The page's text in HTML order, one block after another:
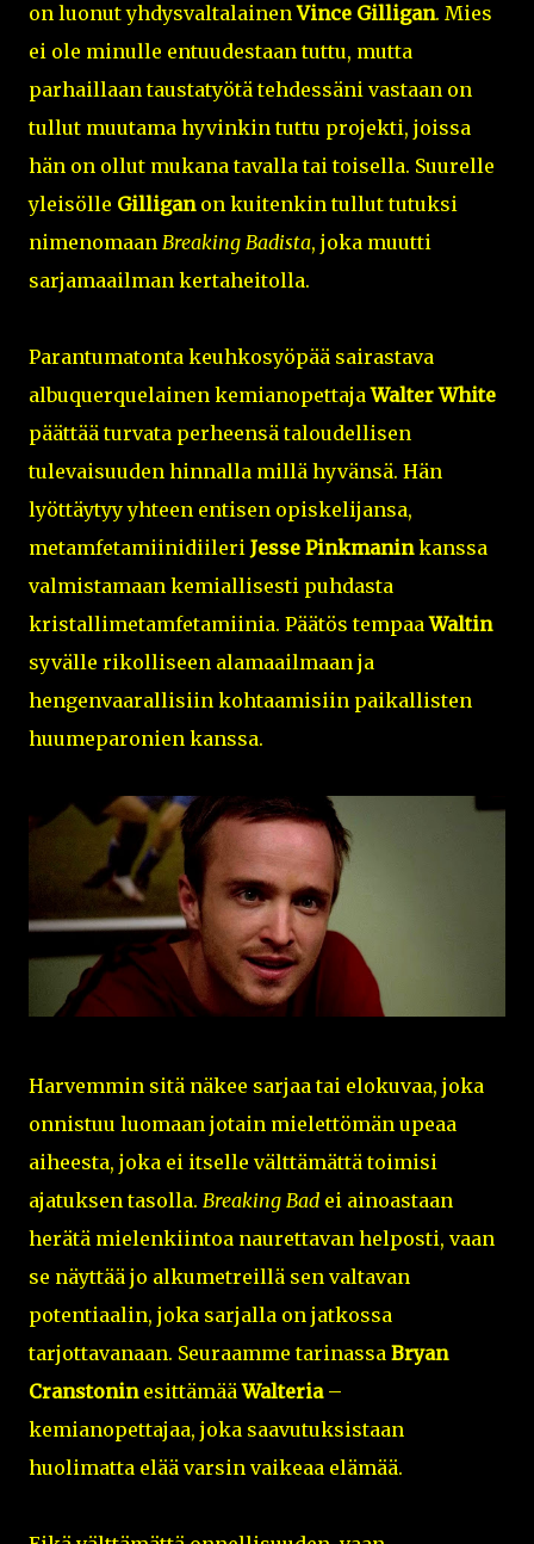
on luonut yhdysvaltalainenVince Gilligan. Mies
ei ole minulle entuudestaan tuttu, mutta
parhaillaan taustatyötä tehdessäni vastaan on
tullut muutama hyvinkin tuttu projekti, joissa
hän on ollut mukana tavalla tai toisella. Suurelle
yleisölle Gilligan on kuitenkin tullut tutuksi
nimenomaan Breaking Badista, joka muutti
sarjamaailman kertaheitolla.
Parantumatonta keuhkosyöpää sairastava
albuquerquelainen kemianopettajaWalter White
päättää turvata perheensä taloudellisen
tulevaisuuden hinnalla millä hyvänsä. Hän
lyöttäytyy yhteen entisen opiskelijansa,
metamfetamiinidiileri Jesse Pinkmaninkanssa
valmistamaan kemiallisesti puhdasta
kristallimetamfetamiinia. Päätös tempaaWaltin
syvälle rikolliseen alamaailmaan ja
hengenvaarallisiin kohtaamisiin paikallisten
huumeparonien kanssa.
Harvemmin sitä näkee sarjaa tai elokuvaa, joka
onnistuu luomaan jotain mielettömän upeaa
aiheesta, joka ei itselle välttämättä toimisi
ajatuksen tasolla. Breaking Bad ei ainoastaan
herätä mielenkiintoa naurettavan helposti, vaan
se näyttää jo alkumetreillä sen valtavan
potentiaalin, joka sarjalla on jatkossa
tarjottavanaan. Seuraamme tarinassa Bryan
CranstoninesittämääWalteria –
kemianopettajaa, joka saavutuksistaan
huolimatta elää varsin vaikeaa elämää.